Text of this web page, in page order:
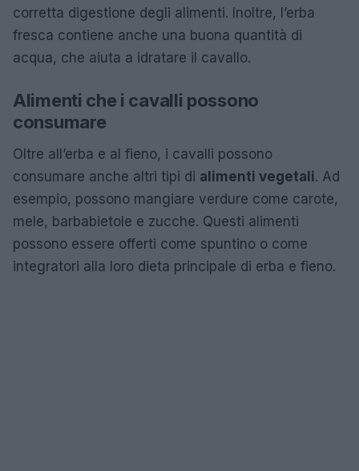
corretta digestione degli alimenti. Inoltre, l’erba
fresca contiene anche una buona quantità di
acqua, che aiuta a idratare il cavallo.
Alimenti che i cavalli possono
consumare
Oltre all’erba e al fieno, i cavalli possono
consumare anche altri tipi di alimenti vegetali. Ad
esempio, possono mangiare verdure come carote,
mele, barbabietole e zucche. Questi alimenti
possono essere offerti come spuntino o come
integratori alla loro dieta principale di erba e fieno.